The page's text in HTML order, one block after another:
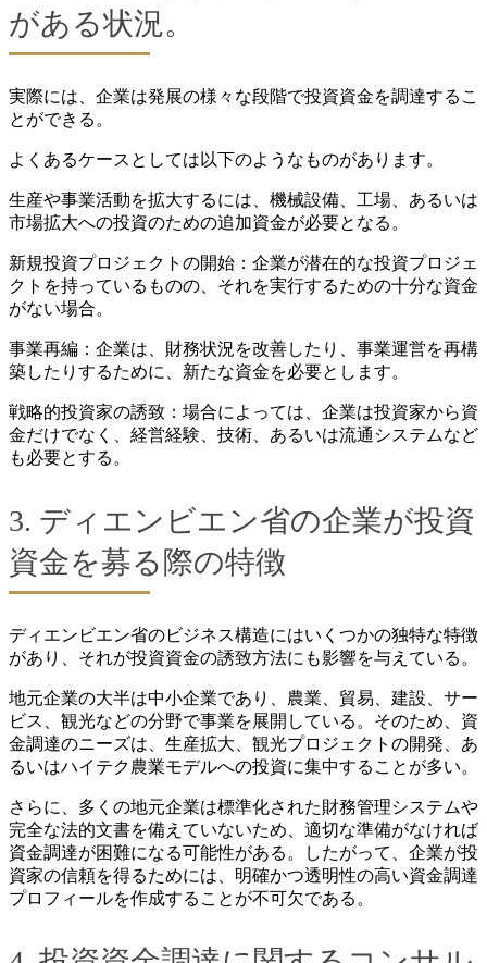
がある状況。
実際には、企業は発展の様々な段階で投資資金を調達するこ
とができる。
よくあるケースとしては以下のようなものがあります。
生産や事業活動を拡大するには、機械設備、工場、あるいは
市場拡大への投資のための追加資金が必要となる。
新規投資プロジェクトの開始：企業が潜在的な投資プロジェ
クトを持っているものの、それを実行するための十分な資金
がない場合。
事業再編：企業は、財務状況を改善したり、事業運営を再構
築したりするために、新たな資金を必要とします。
戦略的投資家の誘致：場合によっては、企業は投資家から資
金だけでなく、経営経験、技術、あるいは流通システムなど
も必要とする。
3. ディエンビエン省の企業が投資
資金を募る際の特徴
ディエンビエン省のビジネス構造にはいくつかの独特な特徴
があり、それが投資資金の誘致方法にも影響を与えている。
地元企業の大半は中小企業であり、農業、貿易、建設、サー
ビス、観光などの分野で事業を展開している。そのため、資
金調達のニーズは、生産拡大、観光プロジェクトの開発、あ
るいはハイテク農業モデルへの投資に集中することが多い。
さらに、多くの地元企業は標準化された財務管理システムや
完全な法的文書を備えていないため、適切な準備がなければ
資金調達が困難になる可能性がある。したがって、企業が投
資家の信頼を得るためには、明確かつ透明性の高い資金調達
プロフィールを作成することが不可欠である。